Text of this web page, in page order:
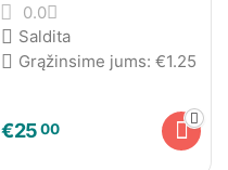
0.0
Saldita
Grąžinsime jums: €1.25
€2500